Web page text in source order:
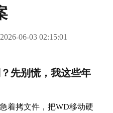
06-03 02:15:01
先别慌，我这些年
着拷文件，把WD移动硬